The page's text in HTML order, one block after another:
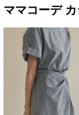
ママコーデ